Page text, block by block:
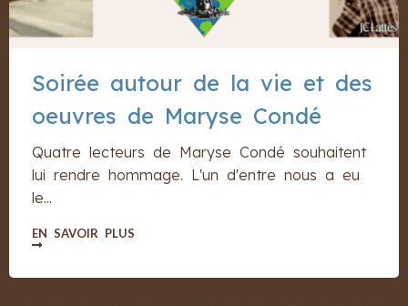
Soirée autour de la vie et des
oeuvres de Maryse Condé
Quatre lecteurs de Maryse Condé souhaitent
lui rendre hommage. L'un d'entre nous a eu
le...
EN SAVOIR PLUS